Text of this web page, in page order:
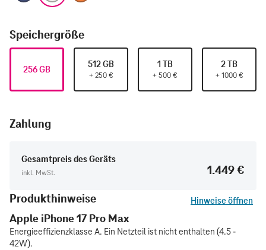
Speichergröße
256 GB 512 GB
+ 250 €
1 TB
+ 500 €
2 TB
+ 1000 €
Zahlung
Gesamtpreis des Geräts
inkl. MwSt.
1.449 €
Produkthinweise
Hinweise öffnen
Apple iPhone 17 Pro Max
Energieeffizienzklasse A. Ein Netzteil ist nicht enthalten (4.5 -
42W).